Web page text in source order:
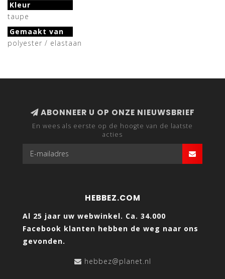
Kleur
taupe
Gemaakt van
polyester / elastaan
ABONNEER U OP ONZE NIEUWSBRIEF
En wees als eerste op de hoogte van de laatste
acties
HEBBEZ.COM
Al 25 jaar uw webwinkel. Ca. 34.000
Facebook klanten hebben de weg naar ons
gevonden.
hebbez@planet.nl